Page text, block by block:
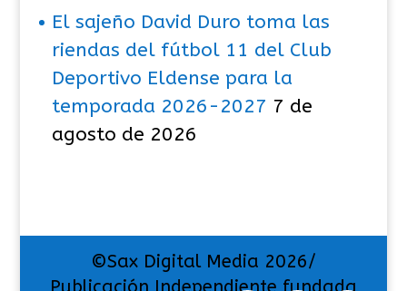
El sajeño David Duro toma las
riendas del fútbol 11 del Club
Deportivo Eldense para la
temporada 2026-2027 7 de
agosto de 2026
©Sax Digital Media 2026/
Publicación Independiente fundada